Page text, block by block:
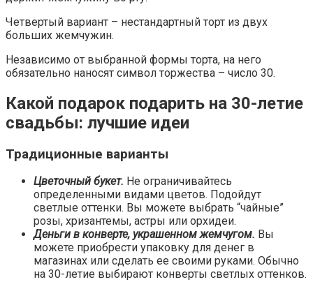
Четвертый вариант – нестандартный торт из двух
больших жемчужин.
Независимо от выбранной формы торта, на него
обязательно наносят символ торжества – число 30.
Какой подарок подарить на 30-летие
свадьбы: лучшие идеи
Традиционные варианты
Цветочный букет. Не ограничивайтесь
определенными видами цветов. Подойдут
светлые оттенки. Вы можете выбрать “чайные”
розы, хризантемы, астры или орхидеи.
Деньги в конверте, украшенном жемчугом. Вы
можете приобрести упаковку для денег в
магазинах или сделать ее своими руками. Обычно
на 30-летие выбирают конверты светлых оттенков.